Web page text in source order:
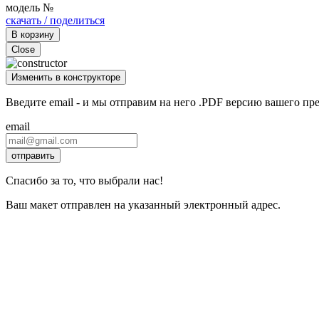
модель №
скачать / поделиться
В корзину
Close
Изменить в конструкторе
Введите email - и мы отправим на него .PDF версию вашего
email
отправить
Спасибо за то, что выбрали нас!
Ваш макет отправлен на указанный электронный адрес.